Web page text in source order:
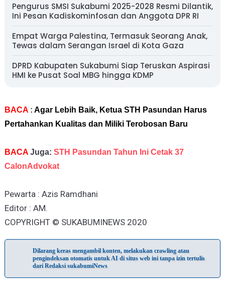
Pengurus SMSI Sukabumi 2025-2028 Resmi Dilantik,
Ini Pesan Kadiskominfosan dan Anggota DPR RI
Empat Warga Palestina, Termasuk Seorang Anak,
Tewas dalam Serangan Israel di Kota Gaza
DPRD Kabupaten Sukabumi Siap Teruskan Aspirasi
HMI ke Pusat Soal MBG hingga KDMP
BACA: Agar Lebih Baik, Ketua STH Pasundan Harus
Pertahankan Kualitas dan Miliki Terobosan Baru
BACAJuga: STH Pasundan Tahun Ini Cetak 37
CalonAdvokat
Pewarta : Azis Ramdhani
Editor : AM.
COPYRIGHT © SUKABUMINEWS 2020
Dilarang keras mengambil konten, melakukan crawling atau
pengindeksan otomatis untuk AI di situs web ini tanpa izin tertulis
dari Redaksi sukabumiNews